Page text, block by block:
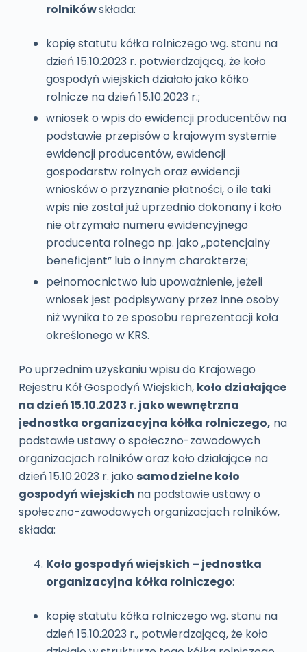
rolnikówskłada:
kopię statutu kółka rolniczego wg. stanu na
dzień 15.10.2023 r. potwierdzającą, że koło
gospodyń wiejskich działało jako kółko
rolnicze na dzień 15.10.2023 r.;
wniosek o wpis do ewidencji producentów na
podstawie przepisów o krajowym systemie
ewidencji producentów, ewidencji
gospodarstw rolnych oraz ewidencji
wniosków o przyznanie płatności, o ile taki
wpis nie został już uprzednio dokonany i koło
nie otrzymało numeru ewidencyjnego
producenta rolnego np. jako „potencjalny
beneficjent” lub o innym charakterze;
pełnomocnictwo lub upoważnienie, jeżeli
wniosek jest podpisywany przez inne osoby
niż wynika to ze sposobu reprezentacji koła
określonego w KRS.
Po uprzednim uzyskaniu wpisu do Krajowego
Rejestru Kół Gospodyń Wiejskich, koło działające
na dzień 15.10.2023 r. jako wewnętrzna
jednostka organizacyjna kółka rolniczego, na
podstawie ustawy o społeczno-zawodowych
organizacjach rolników oraz koło działające na
dzień 15.10.2023 r. jako samodzielne koło
gospodyń wiejskich na podstawie ustawy o
społeczno-zawodowych organizacjach rolników,
składa:
Koło gospodyń wiejskich – jednostka
organizacyjna kółka rolniczego:
kopię statutu kółka rolniczego wg. stanu na
dzień 15.10.2023 r., potwierdzającą, że koło